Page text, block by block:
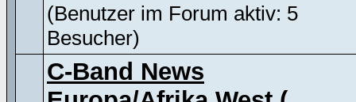
(Benutzer im Forum aktiv: 5
Besucher)
C-Band News